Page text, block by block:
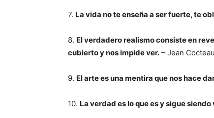
7. La vida no te enseña a ser fuerte, te
8. El verdadero realismo consiste en
cubierto y nos impide ver. – Jean Cocteau
9. El arte es una mentira que nos hace
10. La verdad es lo que es y sigue